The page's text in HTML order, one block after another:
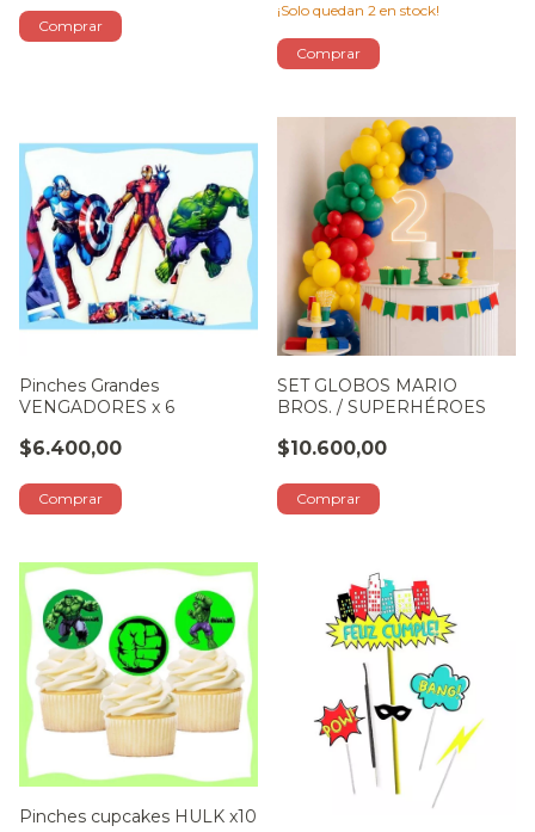
¡Solo quedan 2 en stock!
Pinches Grandes
VENGADORES x 6
$6.400,00
SET GLOBOS MARIO
BROS. / SUPERHÉROES
$10.600,00
Pinches cupcakes HULK x10